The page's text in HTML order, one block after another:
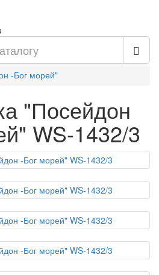
-Бог морей"
"Посейдон
WS-1432/3